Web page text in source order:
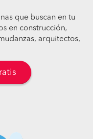
que buscan en tu
en construcción,
arquitectos,